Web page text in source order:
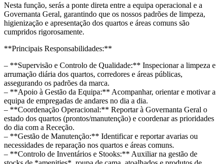
Nesta função, serás a ponte direta entre a equipa operacional e a
Governanta Geral, garantindo que os nossos padrões de limpeza,
higienização e apresentação dos quartos e áreas comuns são
cumpridos rigorosamente.
**Principais Responsabilidades:**
– **Supervisão e Controlo de Qualidade:** Inspecionar a limpeza e
arrumação diária dos quartos, corredores e áreas públicas,
assegurando os padrões da marca.
– **Apoio à Gestão da Equipa:** Acompanhar, orientar e motivar a
equipa de empregadas de andares no dia a dia.
– **Coordenação Operacional:** Reportar à Governanta Geral o
estado dos quartos (prontos/manutenção) e coordenar as prioridades
do dia com a Receção.
– **Gestão de Manutenção:** Identificar e reportar avarias ou
necessidades de reparação nos quartos e áreas comuns.
– **Controlo de Inventários e Stooks:** Auxiliar na gestão de